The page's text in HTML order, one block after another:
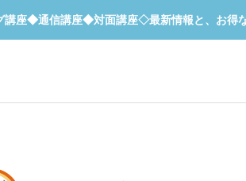
講座◆通信講座◆対面講座◇最新情報と、お得